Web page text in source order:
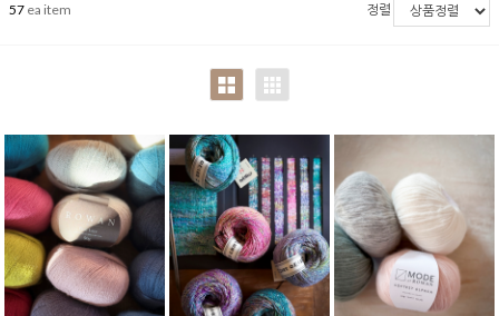
57 ea item 정렬